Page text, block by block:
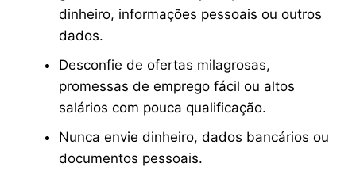
dinheiro, informações pessoais ou outros
dados.
Desconfie de ofertas milagrosas,
promessas de emprego fácil ou altos
salários com pouca qualificação.
Nunca envie dinheiro, dados bancários ou
documentos pessoais.